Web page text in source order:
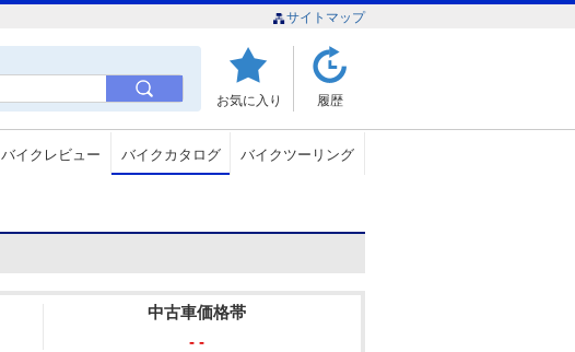
サイトマップ
お気に入り 履歴
バイクレビュー バイクカタログ バイクツーリング
中古車価格帯
- -